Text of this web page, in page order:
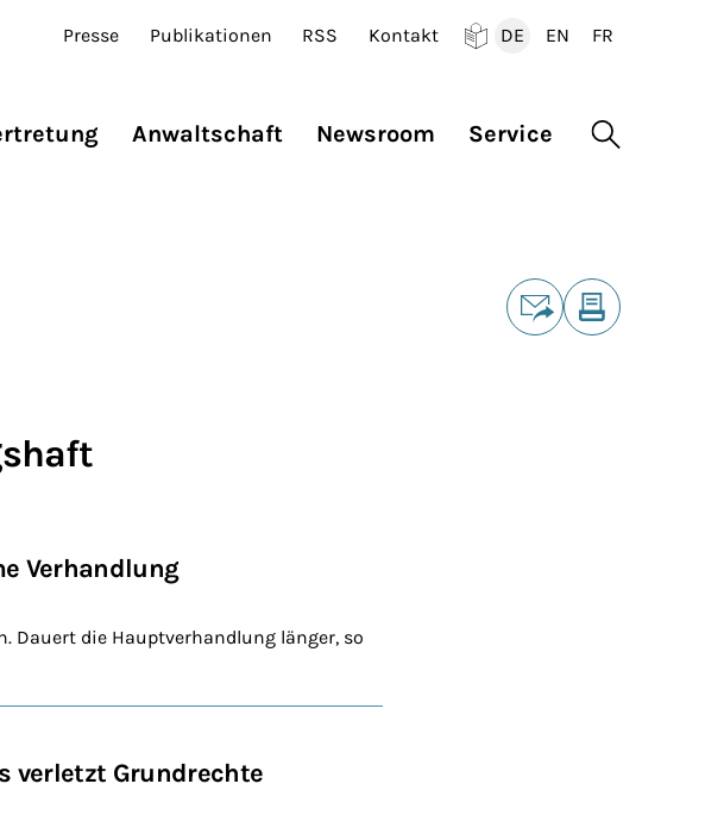
Presse Publikationen RSS Kontakt
DE
EN
FR
Anwaltschaft Newsroom Service Suche
Verhandlung
Dauert die Hauptverhandlung länger, so
verletzt Grundrechte